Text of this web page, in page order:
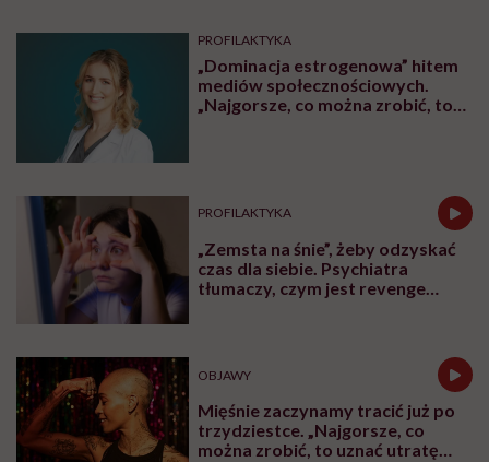
PROFILAKTYKA
„Dominacja estrogenowa” hitem
mediów społecznościowych.
„Najgorsze, co można zrobić, to
PROFILAKTYKA
„Zemsta na śnie”, żeby odzyskać
czas dla siebie. Psychiatra
tłumaczy, czym jest revenge
OBJAWY
Mięśnie zaczynamy tracić już po
trzydziestce. „Najgorsze, co
można zrobić, to uznać utratę